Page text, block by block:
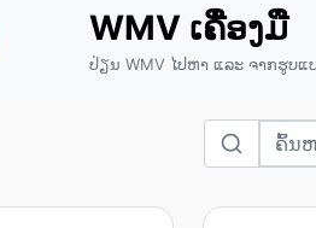
WMV ເຄື່ອງມື
ປ່ຽນ​ WMV ໄປຫາ ແລະ ຈາກຮູບແ